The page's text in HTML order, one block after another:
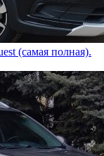
(самая полная).